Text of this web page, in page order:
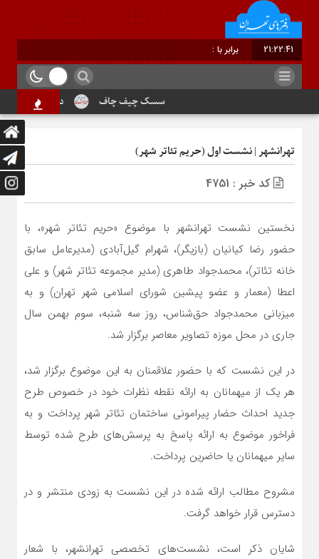
21:22:42 برابر با : Friday - 7 August - 2026
سسک چیف چاف دم جنبانک ابلق
تهرانشهر | نشست اول (حریم تئاتر شهر)
کد خبر : 4751
نخستین نشست تهرانشهر با موضوع «حریم تئاتر شهر»، با
حضور رضا کیانیان (بازیگر)، شهرام گیل‌آبادی (مدیرعامل سابق
خانه تئاتر)، محمدجواد طاهری (مدیر مجموعه تئاتر شهر) و علی
اعطا (معمار و عضو پیشین شورای اسلامی شهر تهران) و به
میزبانی محمدجواد حق‌شناس، روز سه شنبه، سوم بهمن سال
جاری در محل موزه تصاویر معاصر برگزار شد.
در این نشست که با حضور علاقمنان به این موضوع برگزار شد،
هر یک از میهمانان به ارائه نقطه نظرات خود در خصوص طرح
جدید احداث حضار پیرامونی ساختمان تئاتر شهر پرداخت و به
فراخور موضوع به ارائه پاسخ به پرسش‌های طرح شده توسط
سایر میهمانان یا حاضرین پرداخت.
مشروح مطالب ارائه شده در این نشست به زودی منتشر و در
دسترس قرار خواهد گرفت.
شایان ذکر است، نشست‌های تخصصی تهرانشهر، با شعار